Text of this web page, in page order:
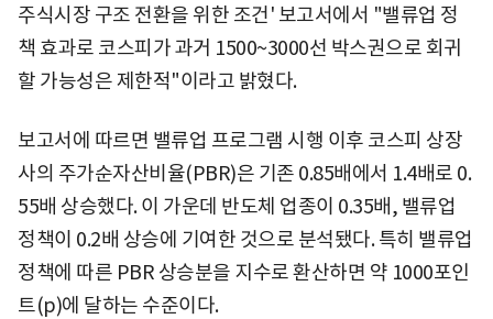
주식시장 구조 전환을 위한 조건' 보고서에서 "밸류업 정
책 효과로 코스피가 과거 1500~3000선 박스권으로 회귀
할 가능성은 제한적"이라고 밝혔다.
보고서에 따르면 밸류업 프로그램 시행 이후 코스피 상장
사의 주가순자산비율(PBR)은 기존 0.85배에서 1.4배로 0.
55배 상승했다. 이 가운데 반도체 업종이 0.35배, 밸류업
정책이 0.2배 상승에 기여한 것으로 분석됐다. 특히 밸류업
정책에 따른 PBR 상승분을 지수로 환산하면 약 1000포인
트(p)에 달하는 수준이다.